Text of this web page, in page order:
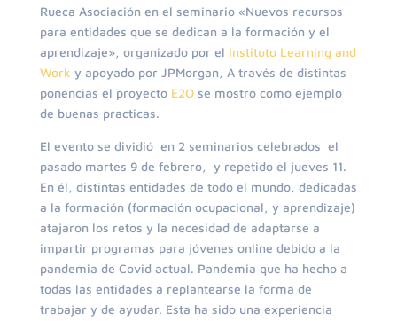
Rueca Asociación en el seminario «Nuevos recursos
para entidades que se dedican a la formación y el
aprendizaje», organizado por el Instituto Learning and
Work y apoyado por JPMorgan, A través de distintas
ponencias el proyecto E2Ose mostró como ejemplo
de buenas practicas.
El evento se dividió en 2 seminarios celebrados el
pasado martes 9 de febrero, y repetido el jueves 11.
En él, distintas entidades de todo el mundo, dedicadas
a la formación (formación ocupacional, y aprendizaje)
atajaron los retos y la necesidad de adaptarse a
impartir programas para jóvenes online debido a la
pandemia de Covid actual. Pandemia que ha hecho a
todas las entidades a replantearse la forma de
trabajar y de ayudar. Esta ha sido una experiencia